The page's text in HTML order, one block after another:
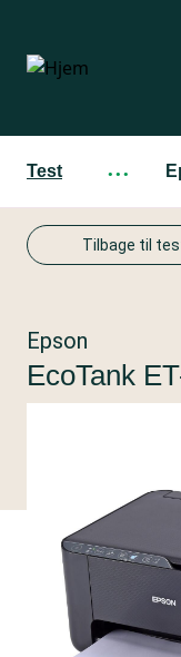
hovedindhold
Test ···
Tilbage til
Epson
EcoTank